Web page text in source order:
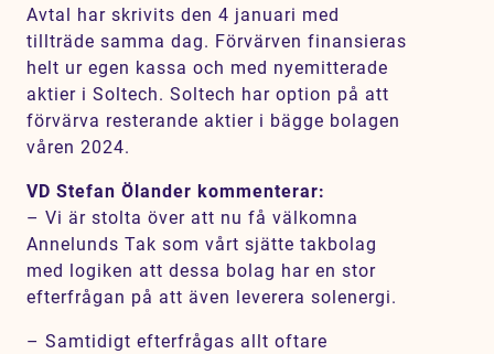
Avtal har skrivits den 4 januari med
tillträde samma dag. Förvärven finansieras
helt ur egen kassa och med nyemitterade
aktier i Soltech. Soltech har option på att
förvärva resterande aktier i bägge bolagen
våren 2024.
VD Stefan Ölander kommenterar:
– Vi är stolta över att nu få välkomna
Annelunds Tak som vårt sjätte takbolag
med logiken att dessa bolag har en stor
efterfrågan på att även leverera solenergi.
– Samtidigt efterfrågas allt oftare